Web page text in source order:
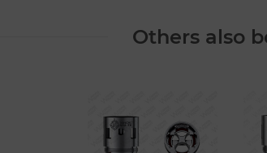
Others also